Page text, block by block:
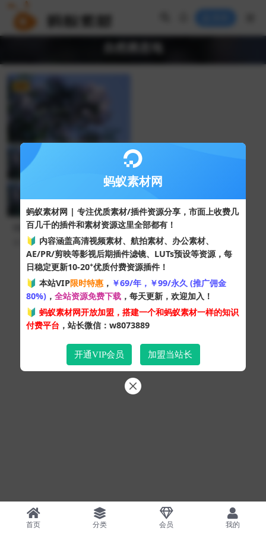
蝴蝶在粉色丁香花朵周围翩翩
起舞视频素材
39 10
Copyright © 2024蚂蚁素材网- 版权所有 All rights reserved.
粤ICP备19095528号
XML网站地图HTML网站地图 百度地图
SQL：43
Pages：0.33485s
首页 分类 会员 我的
蚂蚁素材网
蚂蚁素材网 | 专注优质素材/插件资源分享，市面上收费几
百几千的插件和素材资源这里全部都有！
🔰 内容涵盖高清视频素材、航拍素材、办公素材、
AE/PR/剪映等影视后期插件滤镜、LUTs预设等资源，每
日稳定更新10-20+优质付费资源插件！
🔰 本站VIP限时特惠 ， ￥69/年，￥99/永久 (推广佣金
80%) ， 全站资源免费下载 ，每天更新，欢迎加入！
🔰 蚂蚁素材网开放加盟，搭建一个和蚂蚁素材一样的知识
付费平台 ，站长微信：w8073889
开通VIP会员 加盟当站长